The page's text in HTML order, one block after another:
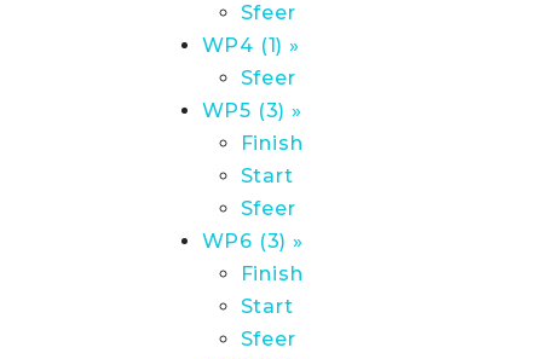
Sfeer
WP4 (1) »
Sfeer
WP5 (3) »
Finish
Start
Sfeer
WP6 (3) »
Finish
Start
Sfeer